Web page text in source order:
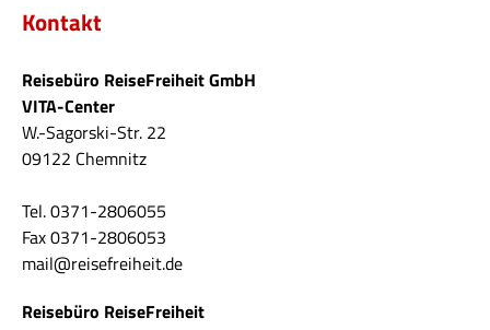
Kontakt
Reisebüro ReiseFreiheit GmbH
VITA-Center
W.-Sagorski-Str. 22
09122 Chemnitz
Tel. 0371-2806055
Fax 0371-2806053
mail@reisefreiheit.de
Reisebüro ReiseFreiheit